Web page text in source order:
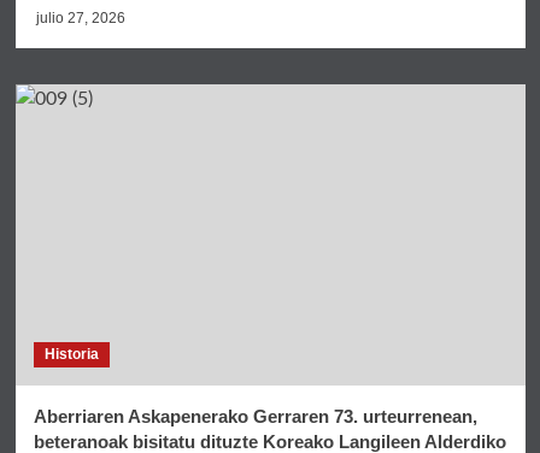
julio 27, 2026
Historia
Aberriaren Askapenerako Gerraren 73. urteurrenean,
beteranoak bisitatu dituzte Koreako Langileen Alderdiko